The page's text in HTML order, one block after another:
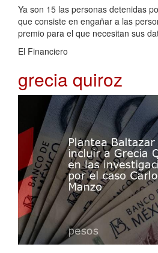
Ya son 15 las personas detenidas
que consiste en engañar a las
premio para el que necesitan sus
El Financiero
grecia quiroz